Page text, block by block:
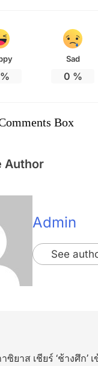
%
Sad
0 %
Box
Author
Admin
See
ซิยาส เชียร์ ‘ช้างศึก’